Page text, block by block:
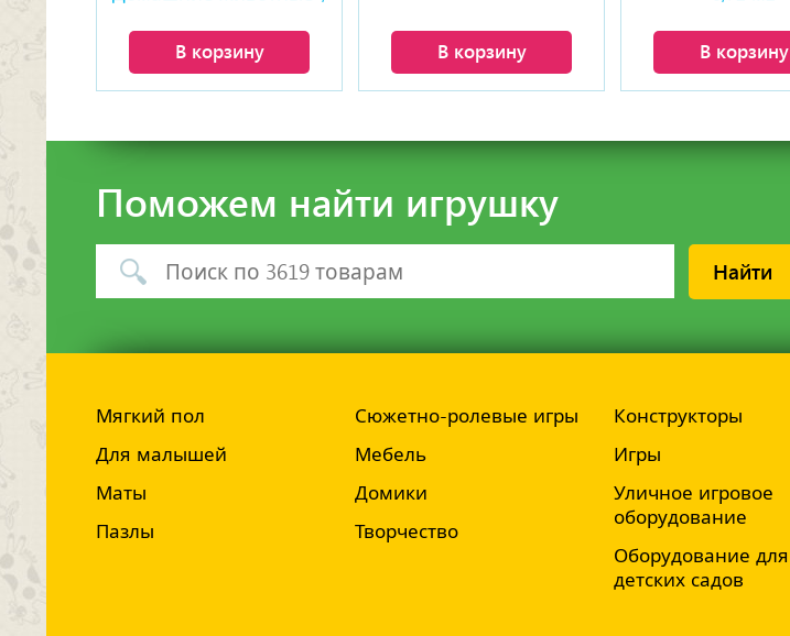
В корзину В корзину В корзину
Поможем найти игрушку
Найти
Мягкий пол
Для малышей
Маты
Пазлы
Сюжетно-ролевые игры
Мебель
Домики
Творчество
Конструкторы
Игры
Уличное игровое
оборудование
Оборудование для
детских садов